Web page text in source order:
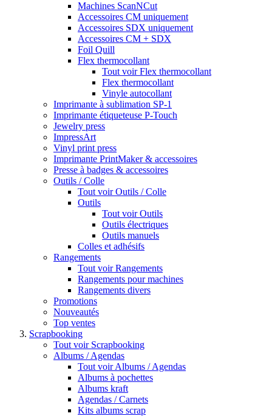
Machines ScanNCut
Accessoires CM uniquement
Accessoires SDX uniquement
Accessoires CM + SDX
Foil Quill
Flex thermocollant
Tout voir Flex thermocollant
Flex thermocollant
Vinyle autocollant
Imprimante à sublimation SP-1
Imprimante étiqueteuse P-Touch
Jewelry press
ImpressArt
Vinyl print press
Imprimante PrintMaker & accessoires
Presse à badges & accessoires
Outils / Colle
Tout voir Outils / Colle
Outils
Tout voir Outils
Outils électriques
Outils manuels
Colles et adhésifs
Rangements
Tout voir Rangements
Rangements pour machines
Rangements divers
Promotions
Nouveautés
Top ventes
Scrapbooking
Tout voir Scrapbooking
Albums / Agendas
Tout voir Albums / Agendas
Albums à pochettes
Albums kraft
Agendas / Carnets
Kits albums scrap